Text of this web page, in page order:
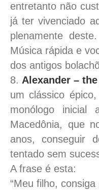
entretanto não
já ter vivenciado
plenamente
Música rápida e
dos antigos
8. Alexander –
um clássico
monólogo inicial
Macedônia, que
anos, conseguir
tentado sem
A frase é esta:
“Meu filho,